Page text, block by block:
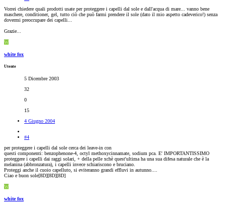
Vorrei chiedere quali prodotti usate per proteggere i capelli dal sole e dall'acqua di mare... vanno bene
maschere, conditioner, gel, tutto ciò che può farmi prendere il sole (dato il mio aspetto cadeverico!) senza
dovermi preoccupare dei capelli...
Grazie...
W
white fox
Utente
5 Dicembre 2003
32
0
15
4 Giugno 2004
#4
per proteggere i capelli dal sole cerca dei leave-in con
questi componenti: benzophenone-4, octyl methoxycinnamate, sodium pca. E' IMPORTANTISSIMO
proteggere i capelli dai raggi solari, + della pelle xchè quest'ultima ha una sua difesa naturale che è la
melanina (abbronzatura), i capelli invece schiariscono e bruciano.
Proteggi anche il cuoio capelluto, si eviteranno grandi effluvi in autunno....
Ciao e buon sole[8D][8D][8D]
W
white fox